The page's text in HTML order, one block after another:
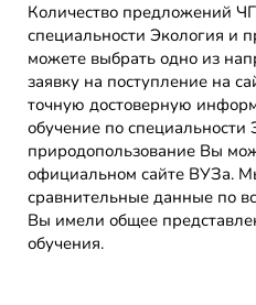
Количество предложений
специальности Экология и
можете выбрать одно из
заявку на поступление на
точную достоверную
обучение по специальности
природопользование Вы
официальном сайте ВУЗа.
сравнительные данные по
Вы имели общее
обучения.